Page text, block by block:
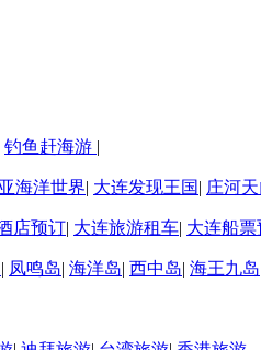
钓鱼赶海游 |
海洋世界| 大连发现王国| 庄河
店预订| 大连旅游租车| 大连船票
| 凤鸣岛| 海洋岛| 西中岛| 海王九岛